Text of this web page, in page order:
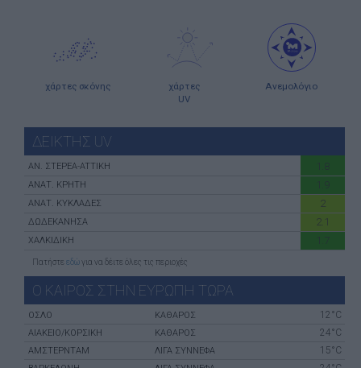
χάρτες σκόνης
χάρτες
UV
Ανεμολόγιο
ΔΕΙΚΤΗΣ UV
ΑN. ΣΤΕΡΕΑ-ATTIKH 1.8
ΑΝΑΤ. ΚΡΗΤΗ 1.9
ΑΝΑΤ. ΚΥΚΛΑΔΕΣ 2
ΔΩΔΕΚΑΝΗΣΑ 2.1
ΧΑΛΚΙΔΙΚΗ 1.7
Πατήστε εδώγια να δέιτε όλες τις περιοχές
Ο ΚΑΙΡΟΣ ΣΤΗΝ ΕΥΡΩΠΗ ΤΩΡΑ
ΌΣΛΟ ΚΑΘΑΡΟΣ 12°C
ΑΙΆΚΕΙΟ/ΚΟΡΣΙΚΉ ΚΑΘΑΡΟΣ 24°C
ΑΜΣΤΕΡΝΤΑΜ ΛΙΓΑ ΣΥΝΝΕΦΑ 15°C